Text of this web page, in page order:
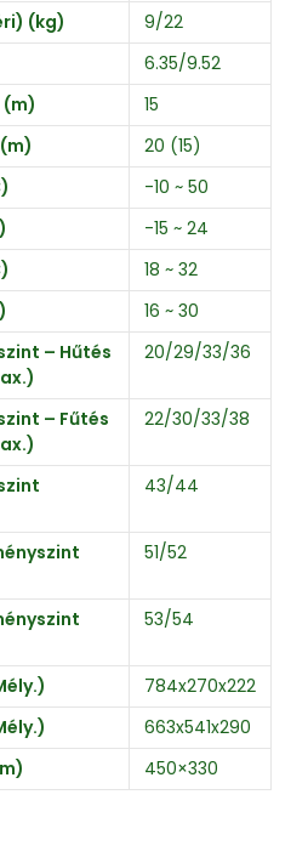
(kg)
9/22
6.35/9.52
15
20 (15)
-10 ~ 50
-15 ~ 24
18 ~ 32
16 ~ 30
– Hűtés
20/29/33/36
– Fűtés
22/30/33/38
43/44
51/52
53/54
784x270x222
663x541x290
450×330